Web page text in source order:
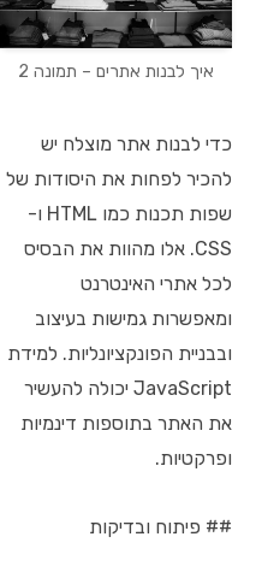
איך לבנות אתרים – תמונה 2
כדי לבנות אתר מוצלח יש
להכיר לפחות את היסודות של
שפות תכנות כמו HTML ו-
CSS. אלו מהוות את הבסיס
לכל אתרי האינטרנט
ומאפשרות גמישות בעיצוב
ובבניית הפונקציונליות. למידת
JavaScript יכולה להעשיר
את האתר בתוספות דינמיות
ופרקטיות.
## פיתוח ובדיקות